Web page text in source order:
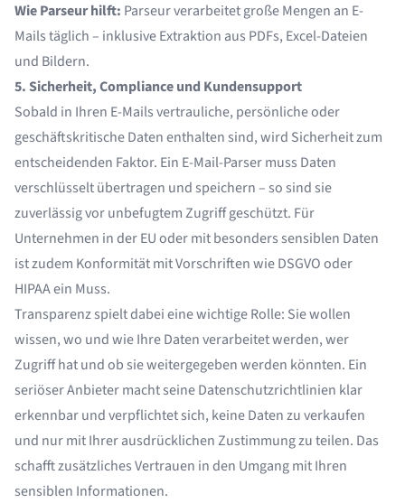
Wie Parseur hilft: Parseur verarbeitet große Mengen an E-
Mails täglich – inklusive Extraktion aus PDFs, Excel-Dateien
und Bildern.
5. Sicherheit, Compliance und Kundensupport
Sobald in Ihren E-Mails vertrauliche, persönliche oder
geschäftskritische Daten enthalten sind, wird Sicherheit zum
entscheidenden Faktor. Ein E-Mail-Parser muss Daten
verschlüsselt übertragen und speichern – so sind sie
zuverlässig vor unbefugtem Zugriff geschützt. Für
Unternehmen in der EU oder mit besonders sensiblen Daten
ist zudem Konformität mit Vorschriften wie DSGVO oder
HIPAA ein Muss.
Transparenz spielt dabei eine wichtige Rolle: Sie wollen
wissen, wo und wie Ihre Daten verarbeitet werden, wer
Zugriff hat und ob sie weitergegeben werden könnten. Ein
seriöser Anbieter macht seine Datenschutzrichtlinien klar
erkennbar und verpflichtet sich, keine Daten zu verkaufen
und nur mit Ihrer ausdrücklichen Zustimmung zu teilen. Das
schafft zusätzliches Vertrauen in den Umgang mit Ihren
sensiblen Informationen.